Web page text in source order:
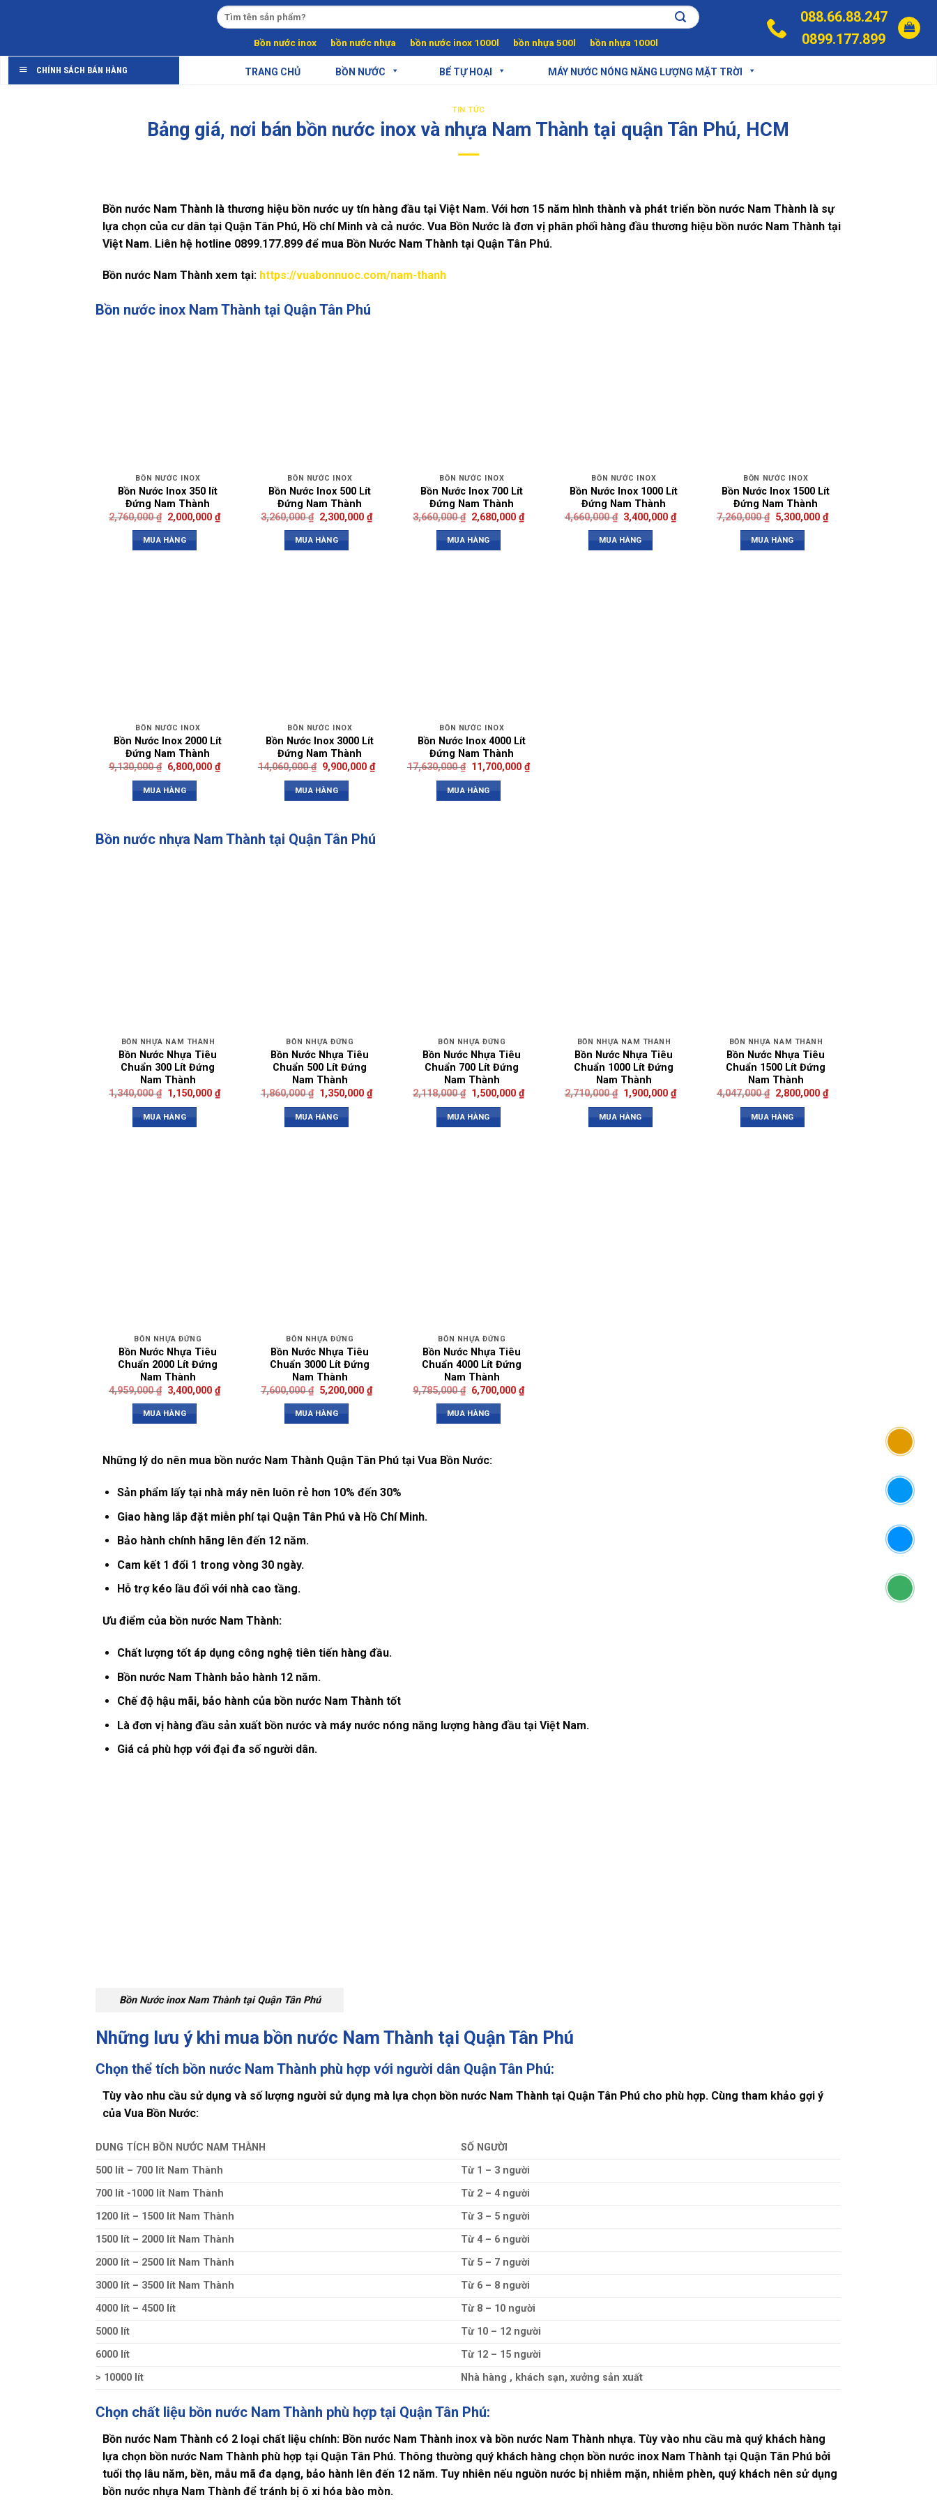
Bồn nước inox bồn nước nhựa bồn nước inox 1000l bồn nhựa 500l bồn nhựa 1000l
088.66.88.247
0899.177.899
CHÍNH SÁCH BÁN HÀNG TRANG CHỦ BỒN NƯỚC BỂ TỰ HOẠI MÁY NƯỚC NÓNG NĂNG LƯỢNG MẶT TRỜI
TIN TỨC
Bảng giá, nơi bán bồn nước inox và nhựa Nam Thành tại quận Tân Phú, HCM
Bồn nước Nam Thành là thương hiệu bồn nước uy tín hàng đầu tại Việt Nam. Với hơn 15 năm hình thành và phát triển bồn nước Nam Thành là sự
lựa chọn của cư dân tại Quận Tân Phú, Hồ chí Minh và cả nước. Vua Bồn Nước là đơn vị phân phối hàng đầu thương hiệu bồn nước Nam Thành tại
Việt Nam. Liên hệ hotline 0899.177.899 để mua Bồn Nước Nam Thành tại Quận Tân Phú.
Bồn nước Nam Thành xem tại: https://vuabonnuoc.com/nam-thanh
Bồn nước inox Nam Thành tại Quận Tân Phú
BỒN NƯỚC INOX
Bồn Nước Inox 350 lít
Đứng Nam Thành
2,760,000₫ 2,000,000₫
MUA HÀNG
BỒN NƯỚC INOX
Bồn Nước Inox 500 Lít
Đứng Nam Thành
3,260,000₫ 2,300,000₫
MUA HÀNG
BỒN NƯỚC INOX
Bồn Nước Inox 700 Lít
Đứng Nam Thành
3,660,000₫ 2,680,000₫
MUA HÀNG
BỒN NƯỚC INOX
Bồn Nước Inox 1000 Lít
Đứng Nam Thành
4,660,000₫ 3,400,000₫
MUA HÀNG
BỒN NƯỚC INOX
Bồn Nước Inox 1500 Lít
Đứng Nam Thành
7,260,000₫ 5,300,000₫
MUA HÀNG
BỒN NƯỚC INOX
Bồn Nước Inox 2000 Lít
Đứng Nam Thành
9,130,000₫ 6,800,000₫
MUA HÀNG
BỒN NƯỚC INOX
Bồn Nước Inox 3000 Lít
Đứng Nam Thành
14,060,000₫ 9,900,000₫
MUA HÀNG
BỒN NƯỚC INOX
Bồn Nước Inox 4000 Lít
Đứng Nam Thành
17,630,000₫ 11,700,000₫
MUA HÀNG
Bồn nước nhựa Nam Thành tại Quận Tân Phú
BỒN NHỰA NAM THÀNH
Bồn Nước Nhựa Tiêu
Chuẩn 300 Lít Đứng
Nam Thành
1,340,000₫ 1,150,000₫
MUA HÀNG
BỒN NHỰA ĐỨNG
Bồn Nước Nhựa Tiêu
Chuẩn 500 Lít Đứng
Nam Thành
1,860,000₫ 1,350,000₫
MUA HÀNG
BỒN NHỰA ĐỨNG
Bồn Nước Nhựa Tiêu
Chuẩn 700 Lít Đứng
Nam Thành
2,118,000₫ 1,500,000₫
MUA HÀNG
BỒN NHỰA NAM THÀNH
Bồn Nước Nhựa Tiêu
Chuẩn 1000 Lít Đứng
Nam Thành
2,710,000₫ 1,900,000₫
MUA HÀNG
BỒN NHỰA NAM THÀNH
Bồn Nước Nhựa Tiêu
Chuẩn 1500 Lít Đứng
Nam Thành
4,047,000₫ 2,800,000₫
MUA HÀNG
BỒN NHỰA ĐỨNG
Bồn Nước Nhựa Tiêu
Chuẩn 2000 Lít Đứng
Nam Thành
4,959,000₫ 3,400,000₫
MUA HÀNG
BỒN NHỰA ĐỨNG
Bồn Nước Nhựa Tiêu
Chuẩn 3000 Lít Đứng
Nam Thành
7,600,000₫ 5,200,000₫
MUA HÀNG
BỒN NHỰA ĐỨNG
Bồn Nước Nhựa Tiêu
Chuẩn 4000 Lít Đứng
Nam Thành
9,785,000₫ 6,700,000₫
MUA HÀNG
Những lý do nên mua bồn nước Nam Thành Quận Tân Phú tại Vua Bồn Nước:
Sản phẩm lấy tại nhà máy nên luôn rẻ hơn 10% đến 30%
Giao hàng lắp đặt miễn phí tại Quận Tân Phú và Hồ Chí Minh.
Bảo hành chính hãng lên đến 12 năm.
Cam kết 1 đổi 1 trong vòng 30 ngày.
Hỗ trợ kéo lầu đối với nhà cao tầng.
Ưu điểm của bồn nước Nam Thành:
Chất lượng tốt áp dụng công nghệ tiên tiến hàng đầu.
Bồn nước Nam Thành bảo hành 12 năm.
Chế độ hậu mãi, bảo hành của bồn nước Nam Thành tốt
Là đơn vị hàng đầu sản xuất bồn nước và máy nước nóng năng lượng hàng đầu tại Việt Nam.
Giá cả phù hợp với đại đa số người dân.
Bồn Nước inox Nam Thành tại Quận Tân Phú
Những lưu ý khi mua bồn nước Nam Thành tại Quận Tân Phú
Chọn thể tích bồn nước Nam Thành phù hợp với người dân Quận Tân Phú:
Tùy vào nhu cầu sử dụng và số lượng người sử dụng mà lựa chọn bồn nước Nam Thành tại Quận Tân Phú cho phù hợp. Cùng tham khảo gợi ý
của Vua Bồn Nước:
DUNG TÍCH BỒN NƯỚC NAM THÀNH
SỐ NGƯỜI
500 lít – 700 lít Nam Thành
Từ 1 – 3 người
700 lít -1000 lít Nam Thành
Từ 2 – 4 người
1200 lít – 1500 lít Nam Thành
Từ 3 – 5 người
1500 lít – 2000 lít Nam Thành
Từ 4 – 6 người
2000 lít – 2500 lít Nam Thành
Từ 5 – 7 người
3000 lít – 3500 lít Nam Thành
Từ 6 – 8 người
4000 lít – 4500 lít
Từ 8 – 10 người
5000 lít
Từ 10 – 12 người
6000 lít
Từ 12 – 15 người
> 10000 lít
Nhà hàng , khách sạn, xưởng sản xuất
Chọn chất liệu bồn nước Nam Thành phù hợp tại Quận Tân Phú:
Bồn nước Nam Thành có 2 loại chất liệu chính: Bồn nước Nam Thành inox và bồn nước Nam Thành nhựa. Tùy vào nhu cầu mà quý khách hàng
lựa chọn bồn nước Nam Thành phù hợp tại Quận Tân Phú. Thông thường quý khách hàng chọn bồn nước inox Nam Thành tại Quận Tân Phú bởi
tuổi thọ lâu năm, bền, mẫu mã đa dạng, bảo hành lên đến 12 năm. Tuy nhiên nếu nguồn nước bị nhiễm mặn, nhiễm phèn, quý khách nên sử dụng
bồn nước nhựa Nam Thành để tránh bị ô xi hóa bào mòn.